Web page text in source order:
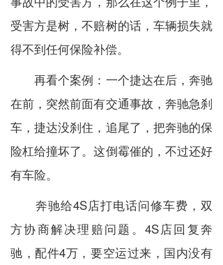
受害方是树，不赔树的话，车辆损失就
得不到任何保险补偿。
再看个案例：一个捷达在后，奔驰
在前，突然前面有交通事故，奔驰急刹
车，捷达没刹住，追尾了，把奔驰的保
险杠给撞坏了。这倒霉催的，不过还好
有车险。
奔驰给4S店打电话问修车费，双
方协商解决理赔问题。4S店回复奔
驰，配件4万，要空运过来，国内没有